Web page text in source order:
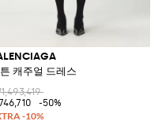
캐주얼 드레스
-50%